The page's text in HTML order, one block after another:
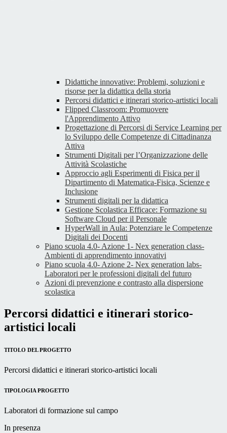
Didattiche innovative: Problemi, soluzioni e
risorse per la didattica della storia
Percorsi didattici e itinerari storico-artistici locali
Flipped Classroom: Promuovere
l'Apprendimento Attivo
Progettazione di Percorsi di Service Learning per
lo Sviluppo delle Competenze di Cittadinanza
Attiva
Strumenti Digitali per l’Organizzazione delle
Attività Scolastiche
Approccio agli Esperimenti di Fisica per il
Dipartimento di Matematica-Fisica, Scienze e
Inclusione
Strumenti digitali per la didattica
Gestione Scolastica Efficace: Formazione su
Software Cloud per il Personale
HyperWall in Aula: Potenziare le Competenze
Digitali dei Docenti
Piano scuola 4.0- Azione 1- Nex generation class-
Ambienti di apprendimento innovativi
Piano scuola 4.0- Azione 2- Nex generation labs-
Laboratori per le professioni digitali del futuro
Azioni di prevenzione e contrasto alla dispersione
scolastica
Percorsi didattici e itinerari storico-
artistici locali
TITOLO DEL PROGETTO
Percorsi didattici e itinerari storico-artistici locali
TIPOLOGIA PROGETTO
Laboratori di formazione sul campo
In presenza